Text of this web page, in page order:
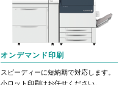
オンデマンド印刷
スピーディーに短納期で対応します。
小ロット印刷はお任せください。